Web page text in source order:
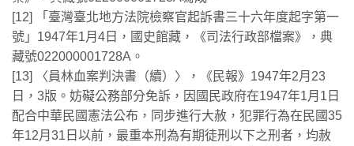
[12] 「臺灣臺北地方法院檢察官起訴書三十六年度起字第一
號」1947年1月4日，國史館藏，《司法行政部檔案》，典
藏號022000001728A。
[13] 〈員林血案判決書（續）〉，《民報》1947年2月23
日，3版。妨礙公務部分免訴，因國民政府在1947年1月1日
配合中華民國憲法公布，同步進行大赦，犯罪行為在民國35
年12月31日以前，最重本刑為有期徒刑以下之刑者，均赦